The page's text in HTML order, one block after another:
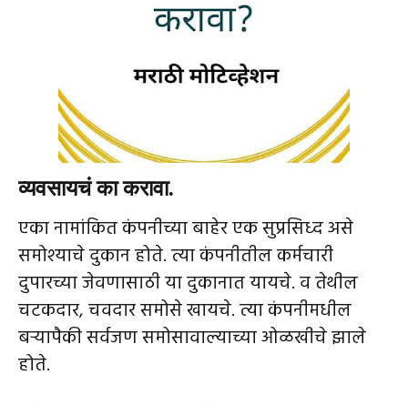
व्यवसायचं का करावा.
एका नामांकित कंपनीच्या बाहेर एक सुप्रसिध्द असे
समोश्याचे दुकान होते. त्या कंपनीतील कर्मचारी
दुपारच्या जेवणासाठी या दुकानात यायचे. व तेथील
चटकदार, चवदार समोसे खायचे. त्या कंपनीमधील
बऱ्यापैकी सर्वजण समोसावाल्याच्या ओळखीचे झाले
होते.